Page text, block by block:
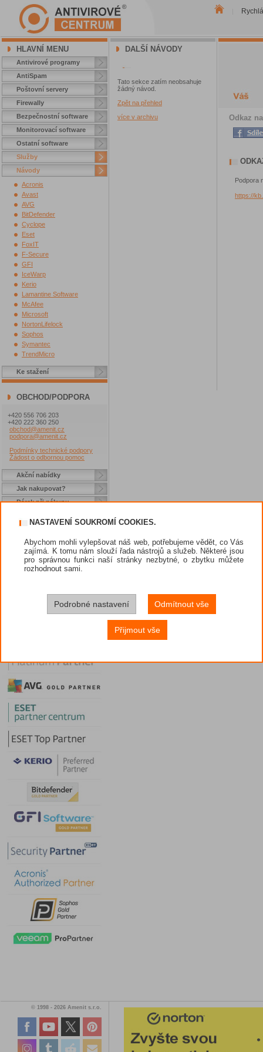
HLAVNÍ MENU
Antivirové programy
AntiSpam
Poštovní servery
Firewally
Bezpečnostní software
Monitorovací software
Ostatní software
Služby
Návody
Acronis
Avast
AVG
BitDefender
Cyclope
Eset
FoxIT
F-Secure
GFI
IceWarp
Kerio
Lamantine Software
McAfee
Microsoft
NortonLifelock
Sophos
Symantec
TrendMicro
Ke stažení
OBCHOD/PODPORA
+420 556 706 203
+420 222 360 250
obchod@amenit.cz
podpora@amenit.cz
Podmínky technické podpory
Žádost o odbornou pomoc
Akční nabídky
Jak nakupovat?
Dárek při nákupu
Obchodní podmínky
Prodejci
Nástroje
DALŠÍ NÁVODY
Tato sekce zatím neobsahuje
žádný návod.
Zpět na přehled
více v archivu
Odkaz
Podpora
https://
© 1998 - 2026 Amenit s.r.o.
NASTAVENÍ SOUKROMÍ COOKIES.
Abychom mohli vylepšovat náš web, potřebujeme vědět, co Vás
zajímá. K tomu nám slouží řada nástrojů a služeb. Některé jsou
pro správnou funkci naší stránky nezbytné, o zbytku můžete
rozhodnout sami.
Podrobné nastavení Odmítnout vše
Přijmout vše